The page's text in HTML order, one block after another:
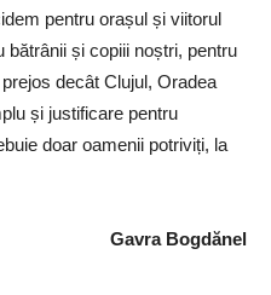
pentru orașul și viitorul
bătrânii și copiii noștri, pentru
decât Clujul, Oradea
și justificare pentru
doar oamenii potriviți, la
Gavra Bogdănel